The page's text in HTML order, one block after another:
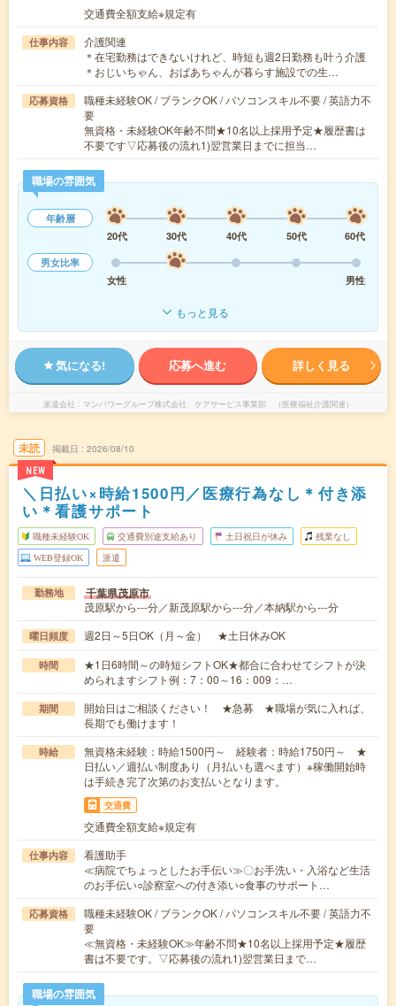
交通費全額支給※規定有
仕事内容
介護関連
＊在宅勤務はできないけれど、時短も週2日勤務も叶う介護
＊おじいちゃん、おばあちゃんが暮らす施設での生…
応募資格
職種未経験OK / ブランクOK / パソコンスキル不要 / 英語力不
要
無資格・未経験OK年齢不問★10名以上採用予定★履歴書は
不要です▽応募後の流れ1)翌営業日までに担当…
職場の雰囲気
年齢層
20代
30代 40代 50代
60代
男女比率
女性
男性
もっと見る
気になる! 応募へ進む 詳しく見る
派遣会社 マンパワーグループ株式会社 ケアサービス事業部 （医療福祉介護関連）
未読
NEW
掲載日 2026/08/10
＼日払い×時給1500円／医療行為なし＊付き添
い＊看護サポート
職種未経験OK 交通費別途支給あり 土日祝日が休み 残業なし
WEB登録OK 派遣
勤務地 千葉県茂原市
茂原駅から---分／新茂原駅から---分／本納駅から---分
曜日頻度 週2日～5日OK（月～金） ★土日休みOK
時間
★1日6時間～の時短シフトOK★都合に合わせてシフトが決
められますシフト例：7：00～16：009：…
期間
開始日はご相談ください！ ★急募 ★職場が気に入れば、
長期でも働けます！
時給
無資格未経験：時給1500円～ 経験者：時給1750円～ ★
日払い／週払い制度あり（月払いも選べます）※稼働開始時
は手続き完了次第のお支払いとなります。
交通費
交通費全額支給※規定有
仕事内容
看護助手
≪病院でちょっとしたお手伝い≫〇お手洗い・入浴など生活
のお手伝い○診察室への付き添い○食事のサポート…
応募資格
職種未経験OK / ブランクOK / パソコンスキル不要 / 英語力不
要
≪無資格・未経験OK≫年齢不問★10名以上採用予定★履歴
書は不要です。▽応募後の流れ1)翌営業日まで…
職場の雰囲気